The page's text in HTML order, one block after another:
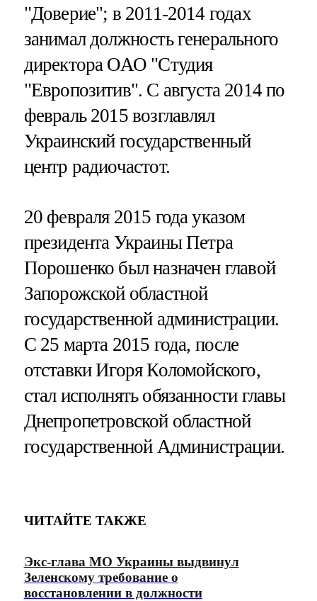
"Доверие"; в 2011-2014 годах
занимал должность генерального
директора ОАО "Студия
"Европозитив". С августа 2014 по
февраль 2015 возглавлял
Украинский государственный
центр радиочастот.
20 февраля 2015 года указом
президента Украины Петра
Порошенко был назначен главой
Запорожской областной
государственной администрации.
С 25 марта 2015 года, после
отставки Игоря Коломойского,
стал исполнять обязанности главы
Днепропетровской областной
государственной Администрации.
ЧИТАЙТЕ ТАКЖЕ
Экс-глава МО Украины выдвинул
Зеленскому требование о
восстановлении в должности